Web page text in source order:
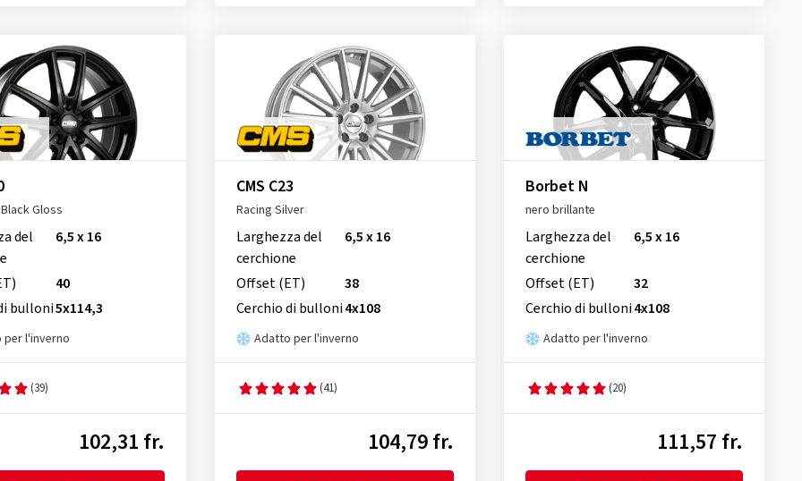
Gloss
del
6,5 x 16
40
bulloni5x114,3
l'inverno
(39)
102,31 fr.
CMS C23
Racing Silver
Larghezza del
cerchione
6,5 x 16
Offset (ET)
38
Cerchio di bulloni4x108
Adatto per l'inverno
(41)
104,79 fr.
Borbet N
nero brillante
Larghezza del
cerchione
6,5 x 16
Offset (ET)
32
Cerchio di bulloni4x108
Adatto per l'inverno
(20)
111,57 fr.